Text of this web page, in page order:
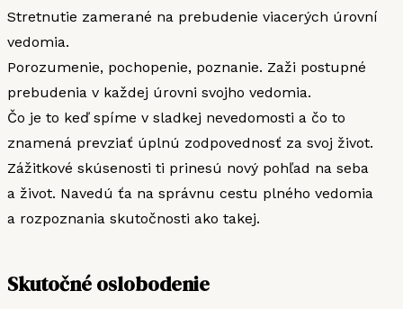
Stretnutie zamerané na prebudenie viacerých úrovní
vedomia.
Porozumenie, pochopenie, poznanie. Zaži postupné
prebudenia v každej úrovni svojho vedomia.
Čo je to keď spíme v sladkej nevedomosti a čo to
znamená prevziať úplnú zodpovednosť za svoj život.
Zážitkové skúsenosti ti prinesú nový pohľad na seba
a život. Navedú ťa na správnu cestu plného vedomia
a rozpoznania skutočnosti ako takej.
Skutočné oslobodenie